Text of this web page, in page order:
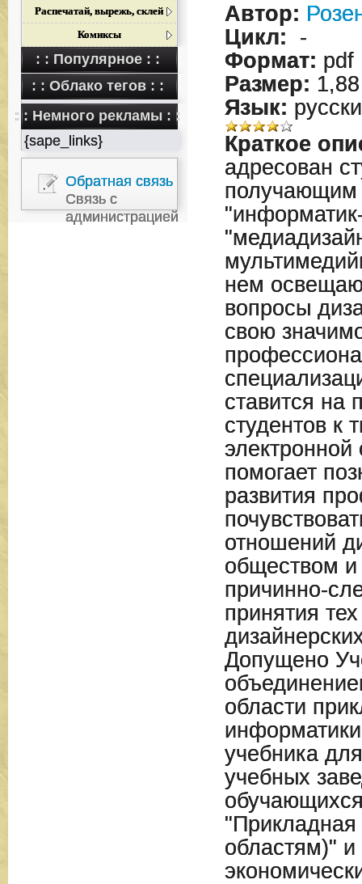
Распечатай, вырежь, склей
Комиксы
: : Популярное : :
: : Облако тегов : :
: : Немного рекламы : :
{sape_links}
Обратная связь
Связь с
администрацией
Автор:
Цикл: -
Формат: pdf
Размер:
Язык:
Краткое
адресован
получающим
нем
вопросы
свою
ставится на
студентов к
электронной
помогает
развития
отношений
обществом
причинно-
принятия
Допущено
области
учебника
учебных
областям)" и